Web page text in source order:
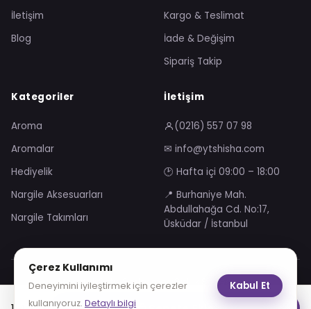
İletişim
Blog
Kargo & Teslimat
İade & Değişim
Sipariş Takip
Kategoriler
Aroma
Aromalar
Hediyelik
Nargile Aksesuarları
Nargile Takımları
İletişim
(0216) 557 07 98
✉ info@ytshisha.com
🕑 Hafta içi 09:00 – 18:00
📍 Burhaniye Mah.
Abdullahağa Cd. No:17,
Üsküdar / İstanbul
Mesafeli Satış SözleşmesiGizlilik Sözleşmesi
KVKK Aydınlatma Metni
Çerez Politikası
Çerez Kullanımı
Deneyimini iyileştirmek için çerezler
kullanıyoruz. Detaylı bilgi
Kabul Et